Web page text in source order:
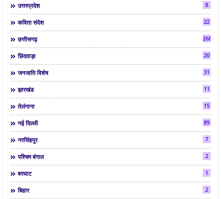
उत्तरप्रदेश 8
कविता संदेश 22
छत्तीसगढ़ 268
छिंदवाड़ा 20
जनजाति विशेष 31
झारखंड 11
तेलंगाना 15
नई दिल्ली 89
नरसिंहपुर 7
पश्चिम बंगाल 2
बरघाट 1
बिहार 2